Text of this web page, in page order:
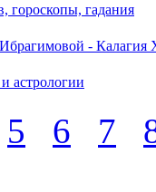
гадания
- Калагия
астрологии
5 6 7